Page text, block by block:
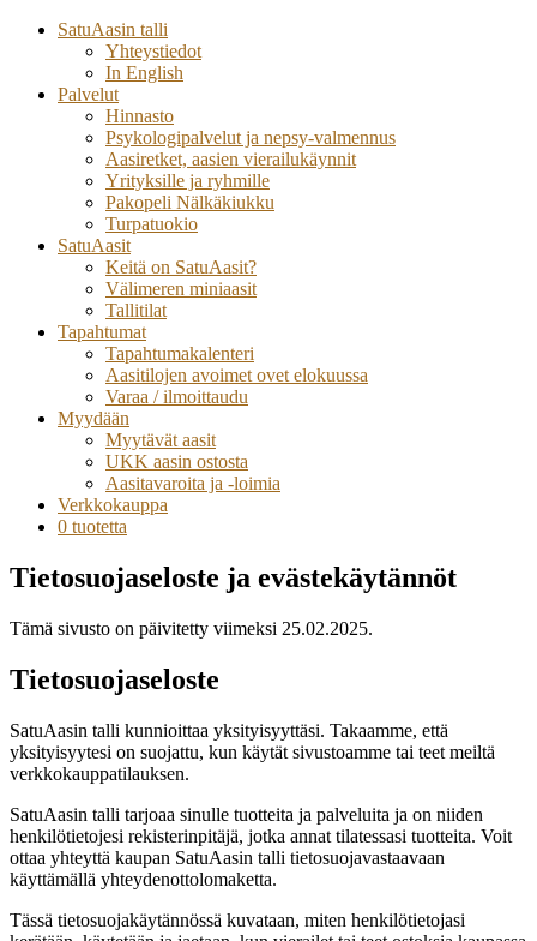
SatuAasin talli
Yhteystiedot
In English
Palvelut
Hinnasto
Psykologipalvelut ja nepsy-valmennus
Aasiretket, aasien vierailukäynnit
Yrityksille ja ryhmille
Pakopeli Nälkäkiukku
Turpatuokio
SatuAasit
Keitä on SatuAasit?
Välimeren miniaasit
Tallitilat
Tapahtumat
Tapahtumakalenteri
Aasitilojen avoimet ovet elokuussa
Varaa / ilmoittaudu
Myydään
Myytävät aasit
UKK aasin ostosta
Aasitavaroita ja -loimia
Verkkokauppa
0 tuotetta
Tietosuojaseloste ja evästekäytännöt
Tämä sivusto on päivitetty viimeksi 25.02.2025.
Tietosuojaseloste
SatuAasin talli kunnioittaa yksityisyyttäsi. Takaamme, että
yksityisyytesi on suojattu, kun käytät sivustoamme tai teet meiltä
verkkokauppatilauksen.
SatuAasin talli tarjoaa sinulle tuotteita ja palveluita ja on niiden
henkilötietojesi rekisterinpitäjä, jotka annat tilatessasi tuotteita. Voit
ottaa yhteyttä kaupan SatuAasin talli tietosuojavastaavaan
käyttämällä yhteydenottolomaketta.
Tässä tietosuojakäytännössä kuvataan, miten henkilötietojasi